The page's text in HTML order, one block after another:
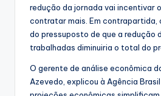
redução da jornada vai incentivar
contratar mais. Em contrapartida,
do pressuposto de que a redução
trabalhadas diminuiria o total do
O gerente de análise econômica
Azevedo, explicou à Agência